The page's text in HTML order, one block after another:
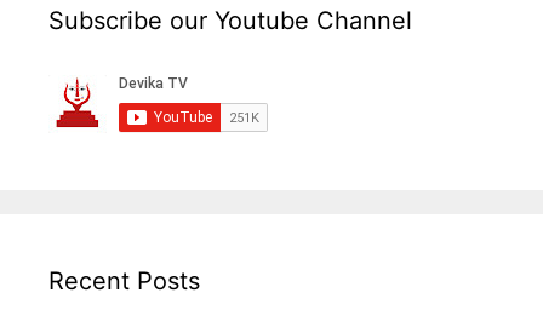
Subscribe our Youtube Channel
Recent Posts